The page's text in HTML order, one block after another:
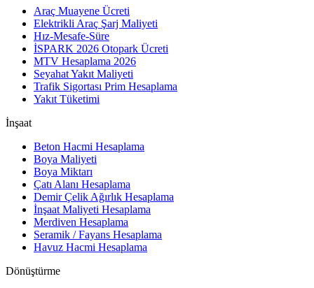
Araç Muayene Ücreti
Elektrikli Araç Şarj Maliyeti
Hız-Mesafe-Süre
İSPARK 2026 Otopark Ücreti
MTV Hesaplama 2026
Seyahat Yakıt Maliyeti
Trafik Sigortası Prim Hesaplama
Yakıt Tüketimi
İnşaat
Beton Hacmi Hesaplama
Boya Maliyeti
Boya Miktarı
Çatı Alanı Hesaplama
Demir Çelik Ağırlık Hesaplama
İnşaat Maliyeti Hesaplama
Merdiven Hesaplama
Seramik / Fayans Hesaplama
Havuz Hacmi Hesaplama
Dönüştürme